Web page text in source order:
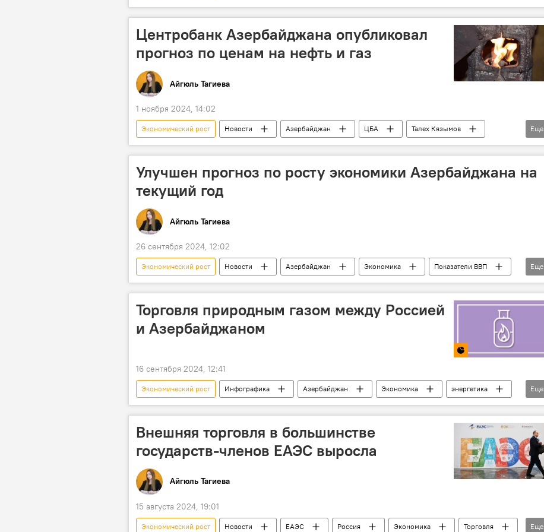
Товарооборот
Рост Госкомстат Азербайджана Экспорт Импорт
Центробанк Азербайджана опубликовал
прогноз по ценам на нефть и газ
Айгюль Тагиева
1 ноября 2024, 14:02
Экономический рост Новости Азербайджан ЦБА
Талех Кязымов
Инфляция
Экономика Цена нефти Газ
ненефтяной сектор
Еще
Улучшен прогноз по росту экономики Азербайджана на
текущий год
Айгюль Тагиева
26 сентября 2024, 12:02
Экономический рост Новости Азербайджан Экономика
Показатели ВВП
ВВП
ЕБРР нефтяной сектор Ненефтяной экспорт
Добыча нефти
Еще
Торговля природным газом между Россией
и Азербайджаном
16 сентября 2024, 12:41
Экономический рост Инфографика Азербайджан Экономика
энергетика
Поставки газа
Газопровод Рост Трубопровод
Еще
Внешняя торговля в большинстве
государств-членов ЕАЭС выросла
Айгюль Тагиева
15 августа 2024, 19:01
Экономический рост Новости ЕАЭС Россия Экономика Торговля Еще